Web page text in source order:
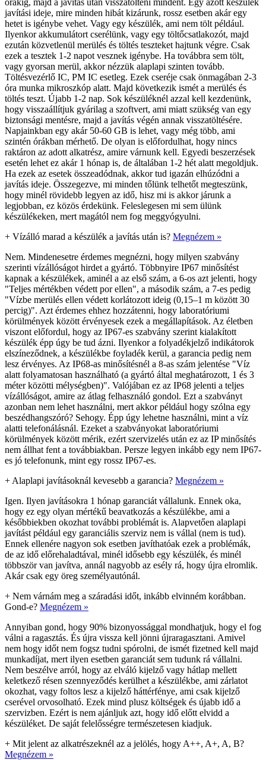
javítási ideje, mire minden hibát kizárunk, rossz esetben akár egy
hetet is igénybe vehet. Vagy egy készülék, ami nem tölt például.
Ilyenkor akkumulátort cserélünk, vagy egy töltőcsatlakozót, majd
ezután közvetlenül merülés és töltés teszteket hajtunk végre. Csak
ezek a tesztek 1-2 napot vesznek igénybe. Ha továbbra sem tölt,
vagy gyorsan merül, akkor nézzük alaplapi szinten tovább.
Töltésvezérlő IC, PM IC esetleg. Ezek cseréje csak önmagában 2-3
óra munka mikroszkóp alatt. Majd következik ismét a merülés és
töltés teszt. Újabb 1-2 nap. Sok készüléknél azzal kell kezdenünk,
hogy visszaállítjuk gyárilag a szoftvert, ami miatt szükség van egy
biztonsági mentésre, majd a javítás végén annak visszatöltésére.
Napjainkban egy akár 50-60 GB is lehet, vagy még több, ami
szintén órákban mérhető. De olyan is előfordulhat, hogy nincs
raktáron az adott alkatrész, amire várnunk kell. Egyedi beszerzések
esetén lehet ez akár 1 hónap is, de általában 1-2 hét alatt megoldjuk.
Ha ezek az esetek összeadódnak, akkor tud igazán elhúzódni a
javítás ideje. Összegezve, mi minden tőlünk telhetőt megteszünk,
hogy minél rövidebb legyen az idő, hisz mi is akkor járunk a
legjobban, ez közös érdekünk. Feleslegesen mi sem ülünk
készülékeken, mert magától nem fog meggyógyulni.
+ Vízálló marad a készülék a javítás után is? Megnézem »
Nem. Mindenesetre érdemes megnézni, hogy milyen szabvány
szerinti vízállóságot hirdet a gyártó. Többnyire IP67 minősítést
kapnak a készülékek, aminél a az első szám, a 6-os azt jelenti, hogy
"Teljes mértékben védett por ellen", a második szám, a 7-es pedig
"Vízbe merülés ellen védett korlátozott ideig (0,15–1 m között 30
percig)". Azt érdemes ehhez hozzátenni, hogy laboratóriumi
körülmények között érvényesek ezek a megállapítások. Az életben
viszont előfordul, hogy az IP67-es szabvány szerint kialakított
készülék épp úgy be tud ázni. Ilyenkor a folyadékjelző indikátorok
elszíneződnek, a készülékbe foyladék kerül, a garancia pedig nem
lesz érvényes. Az IP68-as minősítésnél a 8-as szám jelentése "Víz
alatt folyamatosan használható (a gyártó által meghatározott, 1 és 3
méter közötti mélységben)". Valójában ez az IP68 jelenti a teljes
vízállóságot, amire az átlag felhasználó gondol. Ezt a szabványt
azonban nem lehet használni, mert akkor például hogy szólna egy
beszédhangszóró? Sehogy. Épp úgy lehetne használni, mint a víz
alatti telefonálásnál. Ezeket a szabványokat laboratóriumi
körülmények között mérik, ezért szervizelés után ez az IP minősítés
nem állhat fent a továbbiakban. Persze legyen inkább egy nem IP67-
es jó telefonunk, mint egy rossz IP67-es.
+ Alaplapi javításoknál kevesebb a garancia? Megnézem »
Igen. Ilyen javításokra 1 hónap garanciát vállalunk. Ennek oka,
hogy ez egy olyan mértékű beavatkozás a készülékbe, ami a
későbbiekben okozhat további problémát is. Alapvetően alaplapi
javítást például egy garanciális szerviz nem is vállal (nem is tud).
Ennek ellenére nagyon sok esetben javíthatóak ezek a problémák,
de az idő előrehaladtával, minél idősebb egy készülék, és minél
többször van javítva, annál nagyobb az esély rá, hogy újra elromlik.
Akár csak egy öreg személyautónál.
+ Nem várnám meg a száradási időt, inkább elvinném korábban.
Gond-e? Megnézem »
Annyiban gond, hogy 90% bizonyossággal mondhatjuk, hogy el fog
válni a ragasztás. És újra vissza kell jönni újraragasztani. Amivel
nem hogy időt nem fogsz tudni spórolni, de ismét fizetned kell majd
munkadíjat, mert ilyen esetben garanciát sem tudunk rá vállalni.
Nem beszélve arról, hogy az elváló kijelző vagy hátlap mellett
keletkező résen szennyeződés kerülhet a készülékbe, ami zárlatot
okozhat, vagy foltos lesz a kijelző háttérfénye, ami csak kijelző
cserével orvosolható. Ezek mind plusz költségek és újabb idő a
szervizben. Ezért is nem ajánljuk azt, hogy idő előtt elvidd a
készüléket. De saját felelősségre természetesen kiadjuk.
+ Mit jelent az alkatrészeknél az a jelölés, hogy A++, A+, A, B?
Megnézem »